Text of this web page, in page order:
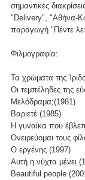
σημαντικές
"Delivery", "Αθήνα-
παραγωγή "Πέντε
Φιλμογραφία:
Τα χρώματα της
Οι τεμπέληδες της
Μελόδραμα;(1981)
Βαριετέ (1985)
Η γυναίκα που
Ονειρεύομαι τους
Ο εργένης (1997)
Αυτή η νύχτα μένει
Beautiful people